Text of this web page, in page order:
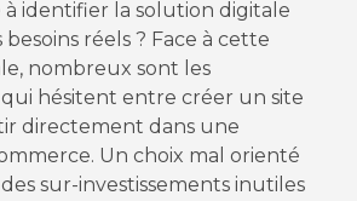
identifier la solution digitale
réels ? Face à cette
nombreux sont les
hésitent entre créer un site
directement dans une
Un choix mal orienté
sur-investissements inutiles